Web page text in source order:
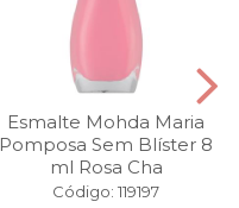
Esmalte Mohda Maria
Pomposa Sem Blíster 8
ml Rosa Cha
Código: 119197